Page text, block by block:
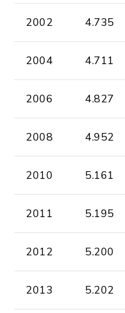
2002 4.735
2004 4.711
2006 4.827
2008 4.952
2010 5.161
2011 5.195
2012 5.200
2013 5.202